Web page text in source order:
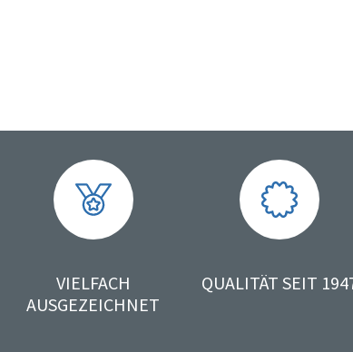
VIELFACH
AUSGEZEICHNET
QUALITÄT SEIT